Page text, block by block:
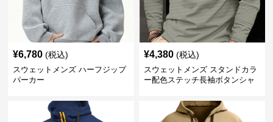
¥6,780 (税込)
スウェットメンズ ハーフジップ
パーカー
¥4,380 (税込)
スウェットメンズ スタンドカラ
ー配色ステッチ長袖ボタンシャ